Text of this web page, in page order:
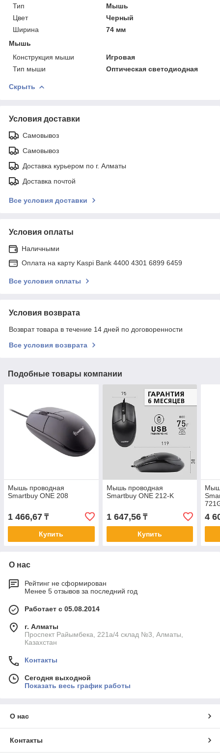
Тип
Мышь
Цвет
Черный
Ширина
74 мм
Мышь
Конструкция мыши
Игровая
Тип мыши
Оптическая светодиодная
Скрыть
Условия доставки
Самовывоз
Самовывоз
Доставка курьером по г. Алматы
Доставка почтой
Все условия доставки
Условия оплаты
Наличными
Оплата на карту Kaspi Bank 4400 4301 6899 6459
Все условия оплаты
Условия возврата
Возврат товара в течение 14 дней по договоренности
Все условия возврата
Подобные товары компании
Мышь проводная
Smartbuy ONE 208
1 466,67 ₸
Купить
Мышь проводная
Smartbuy ONE 212-K
1 647,56₸
Купить
4
О нас
Рейтинг не сформирован
Менее 5 отзывов за последний год
Работает с 05.08.2014
г. Алматы
Проспект Райымбека, 221а/4 склад №3, Алматы,
Казахстан
Контакты
Сегодня выходной
Показать весь график работы
О нас
Контакты